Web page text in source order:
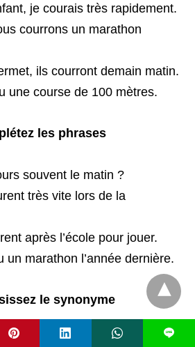
je courais très rapidement.
courrons un marathon
ils courront demain matin.
une course de 100 mètres.
les phrases
souvent le matin ?
très vite lors de la
après l’école pour jouer.
un marathon l’année dernière.
le synonyme
“sprinter” plus vite que les
L